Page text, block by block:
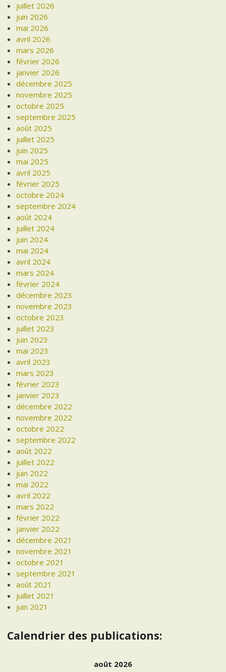
juillet 2026
juin 2026
mai 2026
avril 2026
mars 2026
février 2026
janvier 2026
décembre 2025
novembre 2025
octobre 2025
septembre 2025
août 2025
juillet 2025
juin 2025
mai 2025
avril 2025
février 2025
octobre 2024
septembre 2024
août 2024
juillet 2024
juin 2024
mai 2024
avril 2024
mars 2024
février 2024
décembre 2023
novembre 2023
octobre 2023
juillet 2023
juin 2023
mai 2023
avril 2023
mars 2023
février 2023
janvier 2023
décembre 2022
novembre 2022
octobre 2022
septembre 2022
août 2022
juillet 2022
juin 2022
mai 2022
avril 2022
mars 2022
février 2022
janvier 2022
décembre 2021
novembre 2021
octobre 2021
septembre 2021
août 2021
juillet 2021
juin 2021
Calendrier des publications:
août 2026